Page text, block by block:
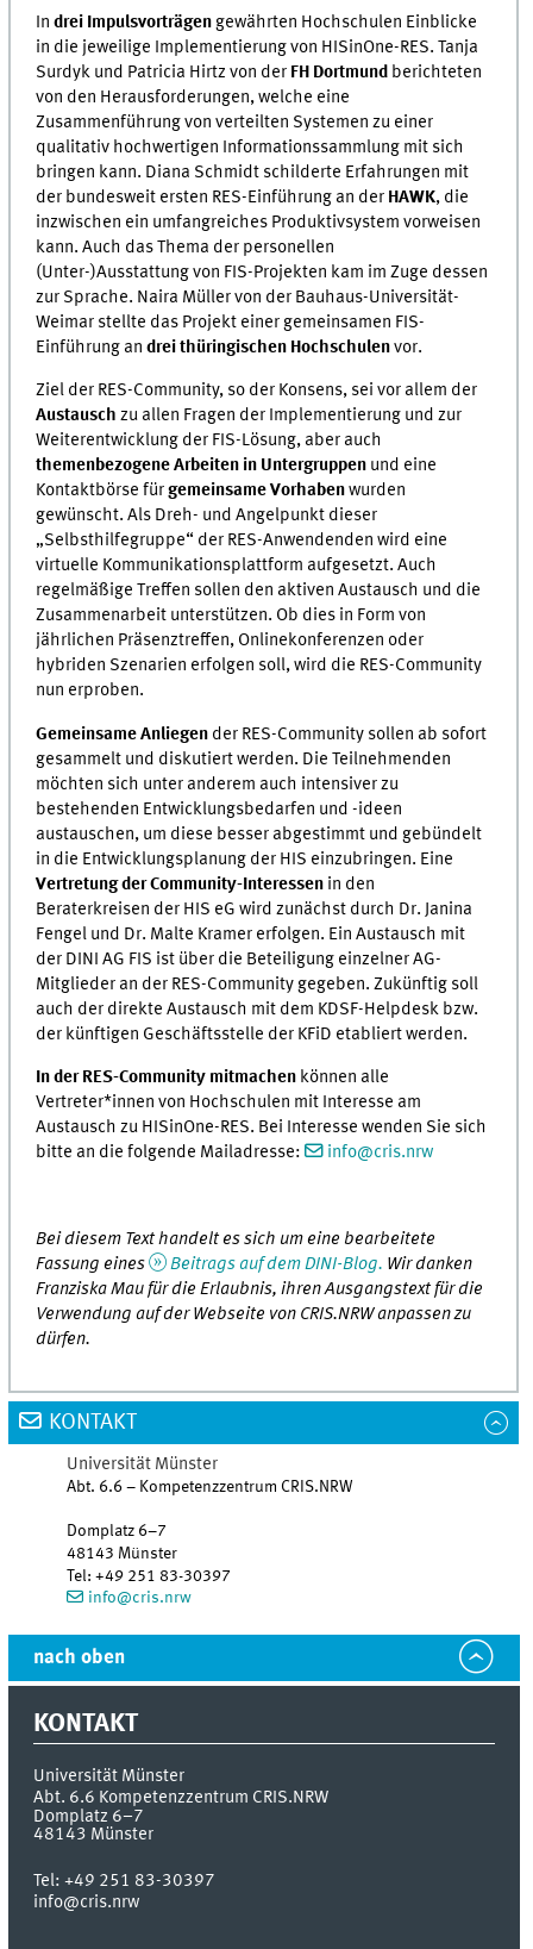
Indrei Impulsvorträgen gewährten Hochschulen Einblicke
in die jeweilige Implementierung von HISinOne-RES. Tanja
Surdyk und Patricia Hirtz von der FH Dortmund berichteten
von den Herausforderungen, welche eine
Zusammenführung von verteilten Systemen zu einer
qualitativ hochwertigen Informationssammlung mit sich
bringen kann. Diana Schmidt schilderte Erfahrungen mit
der bundesweit ersten RES-Einführung an der HAWK, die
inzwischen ein umfangreiches Produktivsystem vorweisen
kann. Auch das Thema der personellen
(Unter-)Ausstattung von FIS-Projekten kam im Zuge dessen
zur Sprache. Naira Müller von der Bauhaus-Universität-
Weimar stellte das Projekt einer gemeinsamen FIS-
Einführung andrei thüringischen Hochschulenvor.
Ziel der RES-Community, so der Konsens, sei vor allem der
Austauschzu allen Fragen der Implementierung und zur
Weiterentwicklung der FIS-Lösung, aber auch
themenbezogene Arbeiten in Untergruppen und eine
Kontaktbörse fürgemeinsame Vorhabenwurden
gewünscht. Als Dreh- und Angelpunkt dieser
„Selbsthilfegruppe“ der RES-Anwendenden wird eine
virtuelle Kommunikationsplattform aufgesetzt. Auch
regelmäßige Treffen sollen den aktiven Austausch und die
Zusammenarbeit unterstützen. Ob dies in Form von
jährlichen Präsenztreffen, Onlinekonferenzen oder
hybriden Szenarien erfolgen soll, wird die RES-Community
nun erproben.
Gemeinsame Anliegen der RES-Community sollen ab sofort
gesammelt und diskutiert werden. Die Teilnehmenden
möchten sich unter anderem auch intensiver zu
bestehenden Entwicklungsbedarfen und -ideen
austauschen, um diese besser abgestimmt und gebündelt
in die Entwicklungsplanung der HIS einzubringen. Eine
Vertretung der Community-Interessen in den
Beraterkreisen der HIS eG wird zunächst durch Dr. Janina
Fengel und Dr. Malte Kramer erfolgen. Ein Austausch mit
der DINI AG FIS ist über die Beteiligung einzelner AG-
Mitglieder an der RES-Community gegeben. Zukünftig soll
auch der direkte Austausch mit dem KDSF-Helpdesk bzw.
der künftigen Geschäftsstelle der KFiD etabliert werden.
In der RES-Community mitmachen können alle
Vertreter*innen von Hochschulen mit Interesse am
Austausch zu HISinOne-RES. Bei Interesse wenden Sie sich
bitte an die folgende Mailadresse:
info@cris.nrw
Bei diesem Text handelt es sich um eine bearbeitete
Fassung eines
Beitrags auf dem DINI-Blog. Wir danken
Franziska Mau für die Erlaubnis, ihren Ausgangstext für die
Verwendung auf der Webseite von CRIS.NRW anpassen zu
dürfen.
KONTAKT
Universität Münster
Abt. 6.6 – Kompetenzzentrum CRIS.NRW
Domplatz 6–7
48143 Münster
Tel:+49 251 83-30397
info@cris.nrw
nach oben
KONTAKT
Universität Münster
Abt. 6.6 Kompetenzzentrum CRIS.NRW
Domplatz 6–7
48143 Münster
Tel:+49 251 83-30397
info@cris.nrw